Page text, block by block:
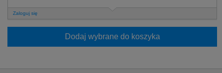
Zaloguj się
Dodaj wybrane do koszyka